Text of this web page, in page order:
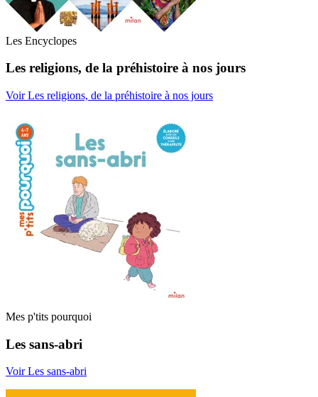
Les Encyclopes
Les religions, de la préhistoire à nos jours
Voir Les religions, de la préhistoire à nos jours
Mes p'tits pourquoi
Les sans-abri
Voir Les sans-abri